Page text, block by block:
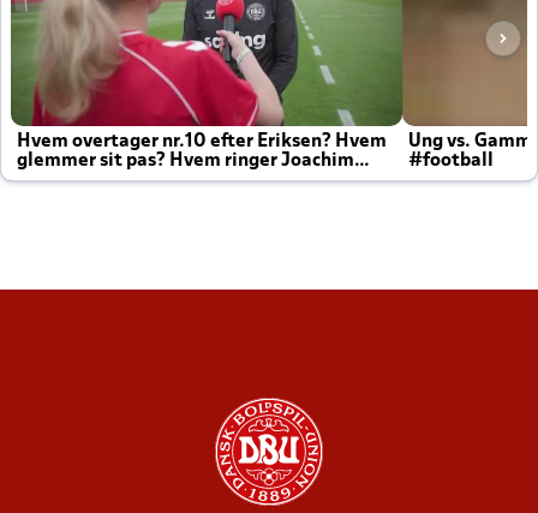
Hvem overtager nr.10 efter Eriksen? Hvem
glemmer sit pas? Hvem ringer Joachim
altid til efter kampe?
Ung vs.
#football